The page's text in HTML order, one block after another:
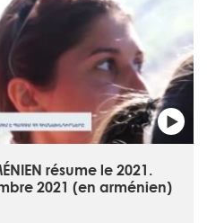
résume le 2021.
2021 (en arménien)